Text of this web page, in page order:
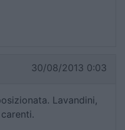
30/08/2013 0:03
Lavandini,